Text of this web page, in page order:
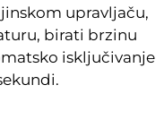
upravljaču,
birati brzinu
isključivanje